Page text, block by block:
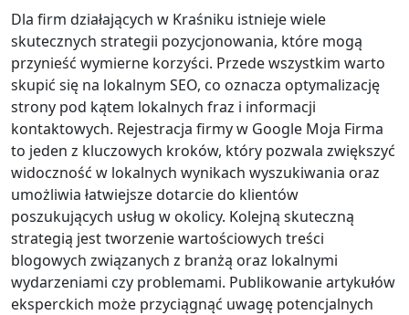
Dla firm działających w Kraśniku istnieje wiele
skutecznych strategii pozycjonowania, które mogą
przynieść wymierne korzyści. Przede wszystkim warto
skupić się na lokalnym SEO, co oznacza optymalizację
strony pod kątem lokalnych fraz i informacji
kontaktowych. Rejestracja firmy w Google Moja Firma
to jeden z kluczowych kroków, który pozwala zwiększyć
widoczność w lokalnych wynikach wyszukiwania oraz
umożliwia łatwiejsze dotarcie do klientów
poszukujących usług w okolicy. Kolejną skuteczną
strategią jest tworzenie wartościowych treści
blogowych związanych z branżą oraz lokalnymi
wydarzeniami czy problemami. Publikowanie artykułów
eksperckich może przyciągnąć uwagę potencjalnych